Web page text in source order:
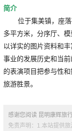
简介
位于集美镇，座落
多平方米，分序厅、
以详实的图片资料和
事业的发展历史和当
的表演项目把参与性
旅游胜景。
感谢您阅读 昆明康辉旅
免责声明：1.本站提供